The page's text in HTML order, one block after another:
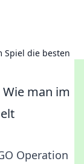
Spiel die besten
man im
Operation